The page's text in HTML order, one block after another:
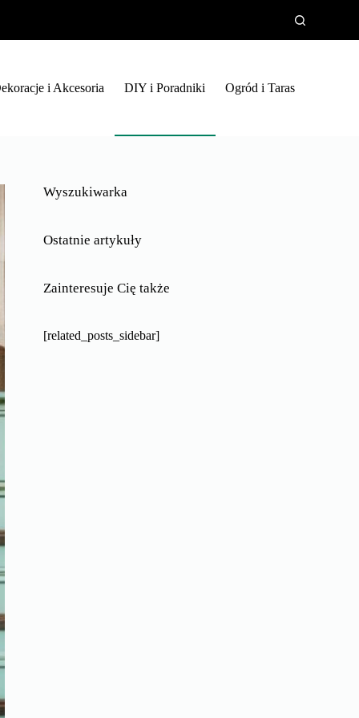
i Akcesoria DIY i Poradniki Ogród i Taras
Wyszukiwarka
Ostatnie artykuły
Zainteresuje Cię także
[related_posts_sidebar]